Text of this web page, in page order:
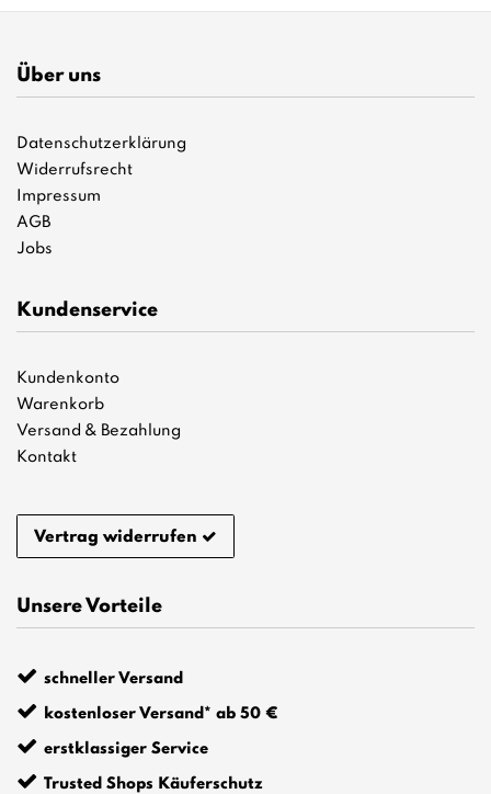
Über uns
Datenschutzerklärung
Widerrufsrecht
Impressum
AGB
Jobs
Kundenservice
Kundenkonto
Warenkorb
Versand & Bezahlung
Kontakt
Vertrag widerrufen
Unsere Vorteile
schneller Versand
kostenloser Versand* ab 50 €
erstklassiger Service
Trusted Shops Käuferschutz